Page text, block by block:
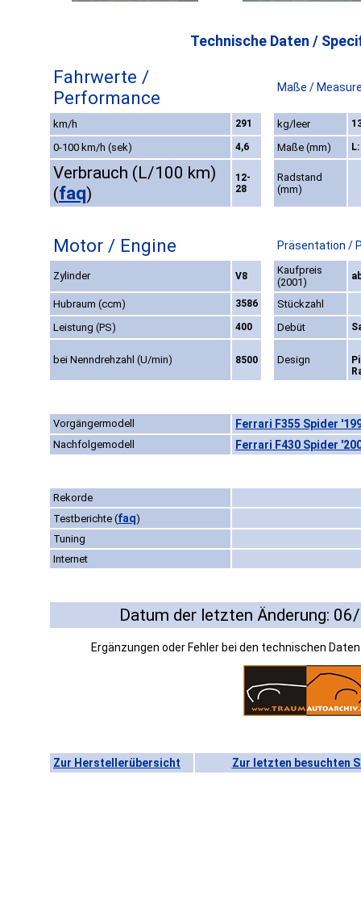
Technische Daten /
Fahrwerte /
Performance
Maße /
km/h 291 kg/leer
0-100 km/h (sek) 4,6 Maße (mm)
Verbrauch (L/100 km)
(faq)
12-
28
Radstand
(mm)
Motor / Engine Präsentation /
Zylinder V8
Kaufpreis
(2001)
Hubraum (ccm) 3586
Stückzahl
Leistung (PS)
400 Debüt
bei Nenndrehzahl (U/min) 8500 Design
Vorgängermodell Ferrari F355 Spider
Nachfolgemodell Ferrari F430 Spider
Rekorde
Testberichte (faq)
Tuning
Internet
Datum der letzten Änderung:
Ergänzungen oder Fehler bei den technischen
Zur Herstellerübersicht Zur letzten besuchten